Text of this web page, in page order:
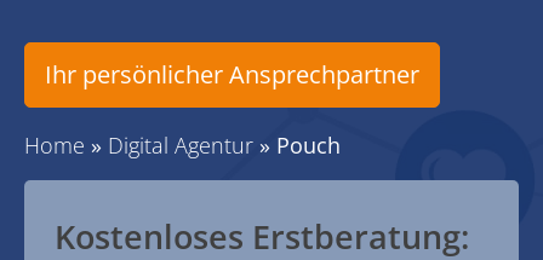
Ihr persönlicher Ansprechpartner
Home » Digital Agentur » Pouch
Kostenloses Erstberatung: